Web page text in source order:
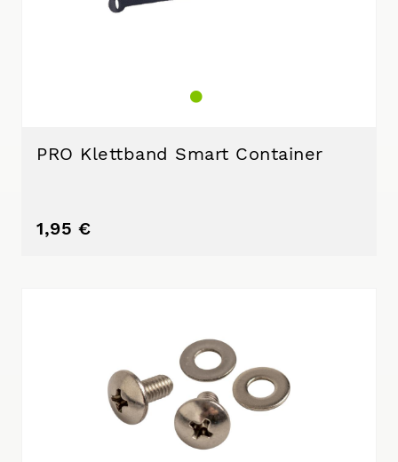
PRO Klettband Smart Container
1,95 €